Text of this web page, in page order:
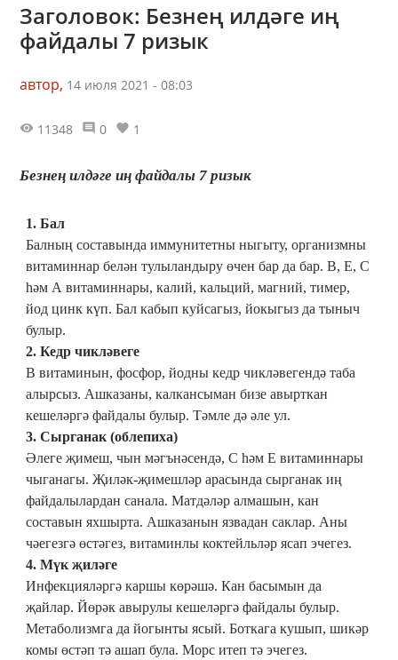
Заголовок: Безнең илдәге иң
файдалы 7 ризык
автор, 14 июля 2021 - 08:03
11348 0 1
Безнең илдәге иң файдалы 7 ризык
1. Бал
Балның составында иммунитетны ныгыту, организмны
витаминнар белән тулыландыру өчен бар да бар. В, Е, С
һәм А витаминнары, калий, кальций, магний, тимер,
йод цинк күп. Бал кабып куйсагыз, йокыгыз да тыныч
булыр.
2. Кедр чикләвеге
В витаминын, фосфор, йодны кедр чикләвегендә таба
алырсыз. Ашказаны, калкансыман бизе авырткан
кешеләргә файдалы булыр. Тәмле дә әле ул.
3. Сырганак (облепиха)
Әлеге җимеш, чын мәгънәсендә, С һәм Е витаминнары
чыганагы. Җиләк-җимешләр арасында сырганак иң
файдалылардан санала. Матдәләр алмашын, кан
составын яхшырта. Ашказанын язвадан саклар. Аны
чәегезгә өстәгез, витаминлы коктейльләр ясап эчегез.
4. Мүк җиләге
Инфекцияләргә каршы көрәшә. Кан басымын да
җайлар. Йөрәк авырулы кешеләргә файдалы булыр.
Метаболизмга да йогынты ясый. Боткага кушып, шикәр
комы өстәп тә ашап була. Морс итеп тә эчегез.